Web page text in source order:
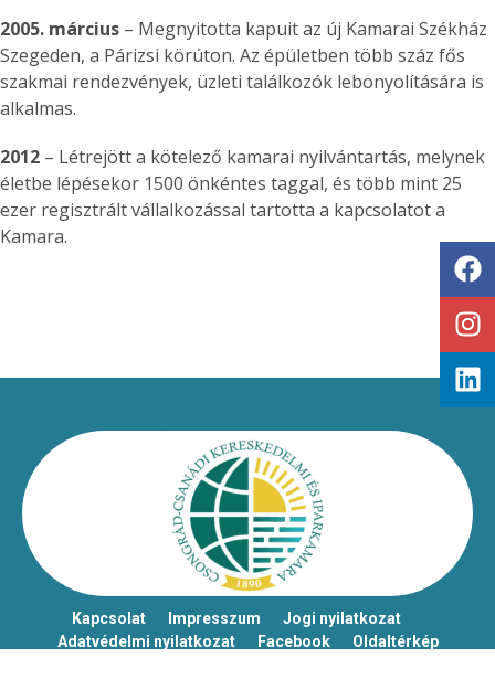
2005. március – Megnyitotta kapuit az új Kamarai Székház
Szegeden, a Párizsi körúton. Az épületben több száz fős
szakmai rendezvények, üzleti találkozók lebonyolítására is
alkalmas.
2012 – Létrejött a kötelező kamarai nyilvántartás, melynek
életbe lépésekor 1500 önkéntes taggal, és több mint 25
ezer regisztrált vállalkozással tartotta a kapcsolatot a
Kamara.
Kapcsolat Impresszum
Jogi nyilatkozat
Adatvédelmi nyilatkozat
Facebook Oldaltérkép